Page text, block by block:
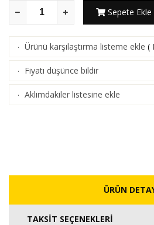
Sepete Ekle
· Ürünü karşılaştırma listeme ekle (
· Fiyatı düşünce bildir
· Aklımdakiler listesine ekle
ÜRÜN
TAKSİT SEÇENEKLERİ